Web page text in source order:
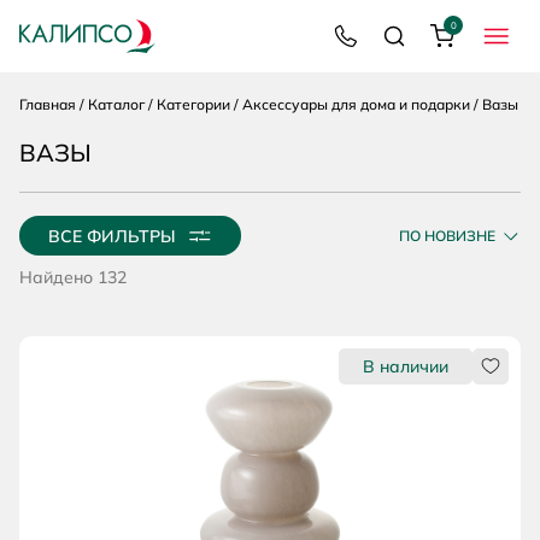
МЕНЮ
8 800 200 92 39
ПоискКорзина
0
Главная Каталог Категории Аксессуары для дома и подарки Вазы
ВАЗЫ
ВСЕ ФИЛЬТРЫ
Найдено 132
ПО НОВИЗНЕ